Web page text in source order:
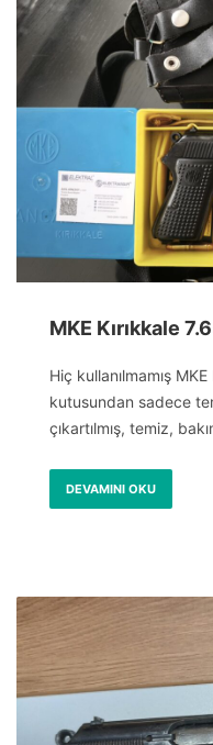
MKE Kırıkkale
Hiç kullanılmamış MKE
kutusundan sadece
çıkartılmış, temiz,
DEVAMINI OKU